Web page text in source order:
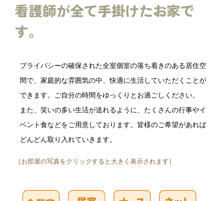
看護師が全て手掛けたお家で
す。
プライバシーの確保された全室個室の落ち着きのある居住空
間で、家庭的な雰囲気の中、快適に生活していただくことが
できます。ご自分の時間をゆっくりとお過ごしください。
また、笑いの多い生活が送れるように、たくさんの行事やイ
ベント食などをご用意しております。皆様のご希望があれば
どんどん取り入れていきます。
［お部屋の写真をクリックすると大きく表示されます］